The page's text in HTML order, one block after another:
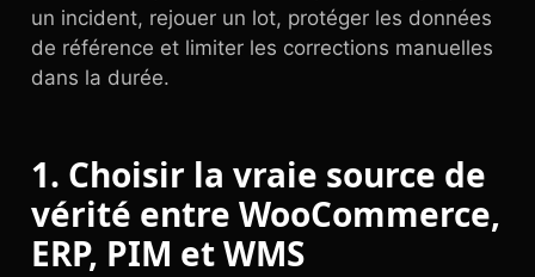
un incident, rejouer un lot, protéger les données
de référence et limiter les corrections manuelles
dans la durée.
1. Choisir la vraie source de
vérité entre WooCommerce,
ERP, PIM et WMS